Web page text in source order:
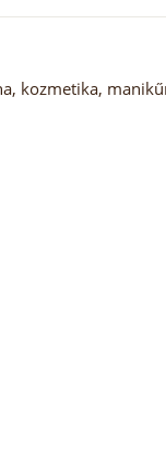
kozmetika,